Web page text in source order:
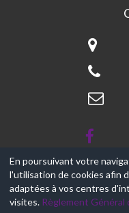
CASTELNAU
© 2017-2026, Ce
En poursuivant votre
l'utilisation de cookies afin
adaptées à vos centres
visites. Règlement